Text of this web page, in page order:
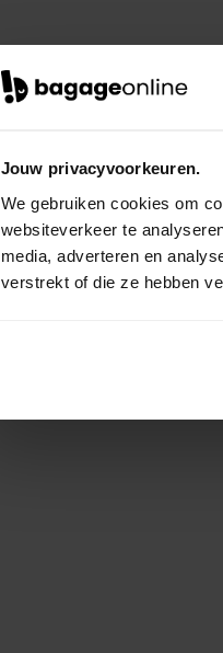
Jouw privacyvoorkeuren.
We gebruiken cookies om
websiteverkeer te
media, adverteren en
verstrekt of die ze hebben